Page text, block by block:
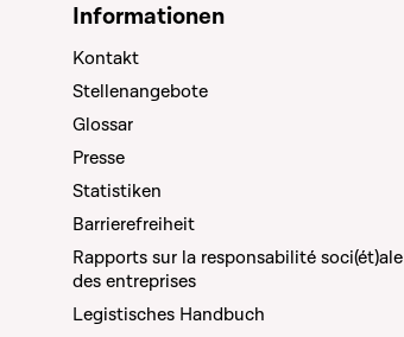
Informationen
Kontakt
Stellenangebote
Glossar
Presse
Statistiken
Barrierefreiheit
Rapports sur la responsabilité soci(ét)ale
des entreprises
Legistisches Handbuch